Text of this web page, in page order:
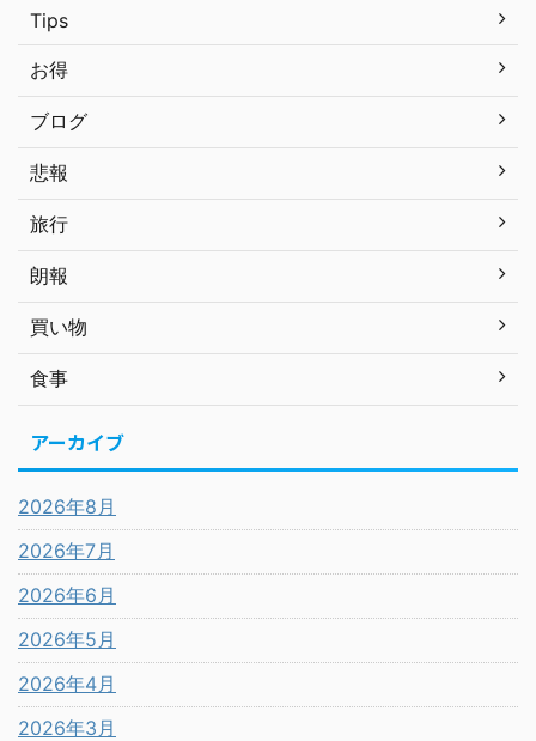
Tips
お得
ブログ
悲報
旅行
朗報
買い物
食事
アーカイブ
2026年8月
2026年7月
2026年6月
2026年5月
2026年4月
2026年3月